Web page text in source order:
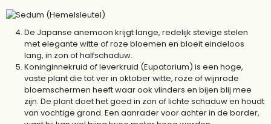
De Japanse anemoon krijgt lange, redelijk stevige stelen
met elegante witte of roze bloemen en bloeit eindeloos
lang, in zon of halfschaduw.
Koninginnekruid of leverkruid (Eupatorium) is een hoge,
vaste plant die tot ver in oktober witte, roze of wijnrode
bloemschermen heeft waar ook vlinders en bijen blij mee
zijn. De plant doet het goed in zon of lichte schaduw en houdt
van vochtige grond. Een aanrader voor achter in de border,